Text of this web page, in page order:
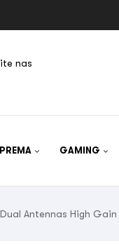
nas
GAMING
Antennas High